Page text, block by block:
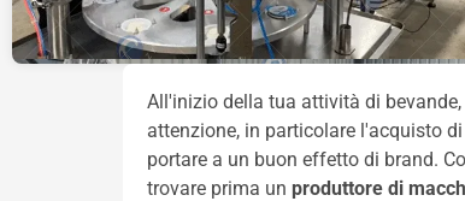
All'inizio della tua attività di
attenzione, in particolare l'acquisto
portare a un buon effetto di brand.
trovare prima un produttore di